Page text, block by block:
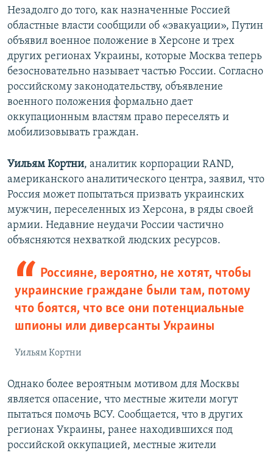
Незадолго до того, как назначенные Россией
областные власти сообщили об «эвакуации», Путин
объявил военное положение в Херсоне и трех
других регионах Украины, которые Москва теперь
безосновательно называет частью России. Согласно
российскому законодательству, объявление
военного положения формально дает
оккупационным властям право переселять и
мобилизовывать граждан.
Уильям Кортни, аналитик корпорации RAND,
американского аналитического центра, заявил, что
Россия может попытаться призвать украинских
мужчин, переселенных из Херсона, в ряды своей
армии. Недавние неудачи России частично
объясняются нехваткой людских ресурсов.
Россияне, вероятно, не хотят, чтобы
украинские граждане были там, потому
что боятся, что все они потенциальные
шпионы или диверсанты Украины
Уильям Кортни
Однако более вероятным мотивом для Москвы
является опасение, что местные жители могут
пытаться помочь ВСУ. Сообщается, что в других
регионах Украины, ранее находившихся под
российской оккупацией, местные жители